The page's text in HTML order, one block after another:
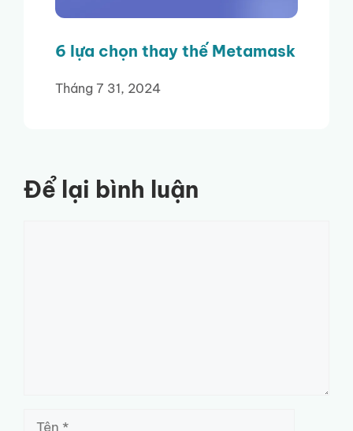
6 lựa chọn thay thế Metamask
Tháng 7 31, 2024
Để lại bình luận
Tên